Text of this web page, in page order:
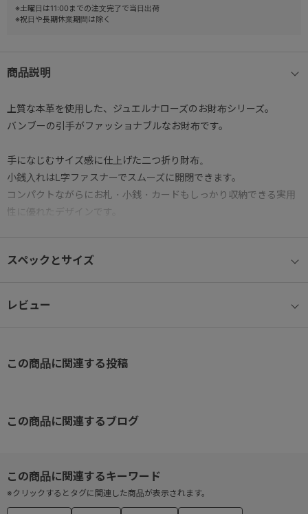
※土曜日は11:00までの注文完了で当日出荷
※祝日や長期休業期間は除く
商品説明
上質な本革を使用した、ジュエルナローズのお財布シリーズ。
バンブーの引手がファッショナブルなお財布です。
手になじむサイズ感に仕上げた二つ折り財布。
小銭入れはL字ファスナーでスムーズに開閉できます。
コンパクトながらにお札・小銭・カードもしっかり収納できる実用
性に優れたデザインです。
・札入れ：あり(中仕切り付）
スペックとサイズ
レビュー
※クリックするとタグに関連した商品が表示されます。
この商品に関連する投稿
この商品に関連するブログ